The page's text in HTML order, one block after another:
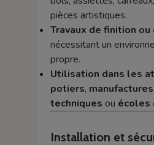
pièces artistiques.
Travaux de finition
nécessitant un
propre.
Utilisation dans les
potiers, manufactures
techniques ou écoles
Installation et